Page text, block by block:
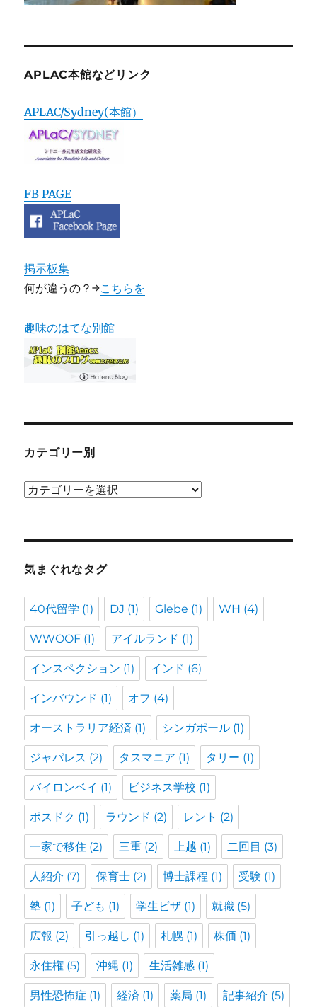
APLAC本館などリンク
APLAC/Sydney(本館）
FB PAGE
掲示板集
何が違うの？→こちらを
趣味のはてな別館
カテゴリー別
カ
ー
気まぐれなタグ
40代留学 (1) DJ (1) Glebe (1) WH (4)
WWOOF (1) アイルランド (1)
インスペクション (1) インド (6)
インバウンド (1) オフ (4)
オーストラリア経済 (1) シンガポール (1)
ジャパレス (2) タスマニア (1) タリー (1)
バイロンベイ (1) ビジネス学校 (1)
ポスドク (1) ラウンド (2) レント (2)
一家で移住 (2) 三重 (2) 上越 (1) 二回目 (3)
人紹介 (7) 保育士 (2) 博士課程 (1) 受験 (1)
塾 (1) 子ども (1) 学生ビザ (1) 就職 (5)
広報 (2) 引っ越し (1) 札幌 (1) 株価 (1)
永住権 (5) 沖縄 (1) 生活雑感 (1)
男性恐怖症 (1) 経済 (1) 薬局 (1) 記事紹介 (5)